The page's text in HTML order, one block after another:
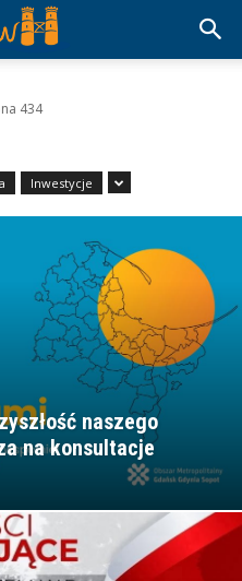
434
Inwestycje
naszego
na konsultacje